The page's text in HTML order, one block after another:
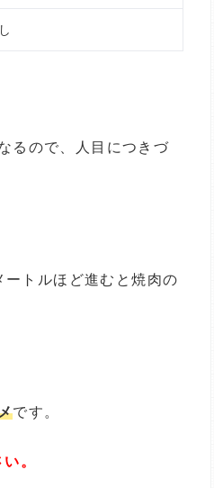
るので、人目につきづ
トルほど進むと焼肉の
です。
。